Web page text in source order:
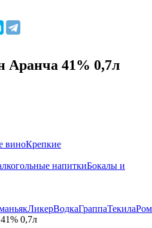
41% 0,7л
виноКрепкие
напиткиБокалы и
ЛикерВодкаГраппаТекилаРом
0,7л